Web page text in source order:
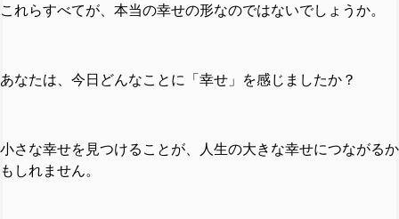
これらすべてが、本当の幸せの形なのではないでしょうか。
あなたは、今日どんなことに「幸せ」を感じましたか？
小さな幸せを見つけることが、人生の大きな幸せにつながるか
もしれません。